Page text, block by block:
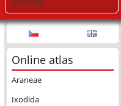
Online atlas
Araneae
Ixodida